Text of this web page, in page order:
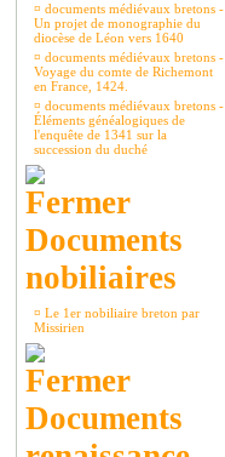
¤ documents médiévaux bretons -
Un projet de monographie du
diocèse de Léon vers 1640
¤ documents médiévaux bretons -
Voyage du comte de Richemont
en France, 1424.
¤ documents médiévaux bretons -
Éléments généalogiques de
l'enquête de 1341 sur la
succession du duché
Documents
nobiliaires
¤ Le 1er nobiliaire breton par
Missirien
Documents